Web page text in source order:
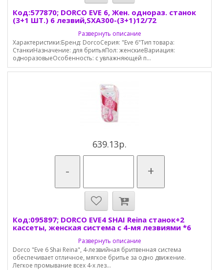
Код:577870; DORCO EVE 6, Жен. однораз. станок
(3+1 ШТ.) 6 лезвий,SXA300-(3+1)12/72
Развернуть описание
Характеристики:Бренд: DorcoСерия: "Eve 6"Тип товара:
СтанкиНазначение: для бритьяПол: женскиеВариация:
одноразовыеОсобенность: с увлажняющей п...
639.13р.
- +
Код:095897; DORCO EVE4 SHAI Reina cтанок+2
кассеты, женская система с 4-мя лезвиями *6
Развернуть описание
Dorco "Eve 6 Shai Reina", 4-лезвийная бритвенная система
обеспечивает отличное, мягкое бритье за одно движение.
Легкое промывание всех 4-х лез...